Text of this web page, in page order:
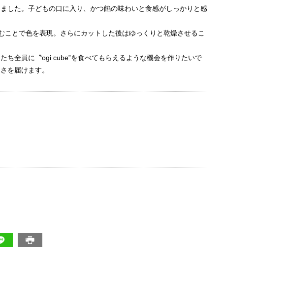
した。子どもの口に入り、かつ餡の味わいと食感がしっかりと感
とで色を表現。さらにカットした後はゆっくりと乾燥させるこ
ち全員に〝ogi cube”を食べてもらえるような機会を作りたいで
を届けます。